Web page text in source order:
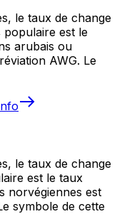
le taux de change
populaire est le
arubais ou
AWG. Le
le taux de change
est le taux
norvégiennes est
symbole de cette